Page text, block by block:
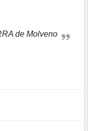
de Molveno